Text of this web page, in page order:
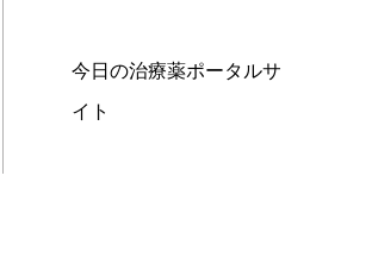
今日の治療薬ポータルサ
イト